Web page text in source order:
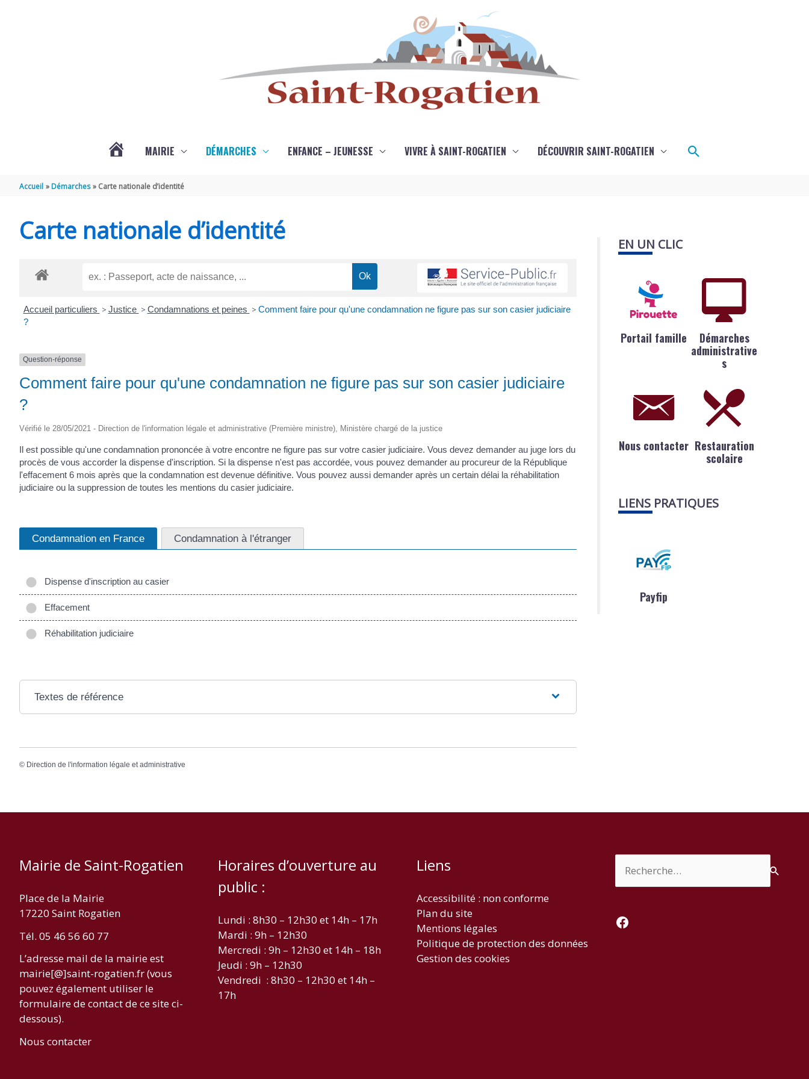
ROGATIEN
MAIRIE DÉMARCHES ENFANCE – JEUNESSE VIVRE À SAINT-ROGATIEN DÉCOUVRIR SAINT-ROGATIEN Rechercher
Accueil Démarches Carte nationale d’identité
Carte nationale d’identité
Accueil particuliers > Justice > Condamnations et peines > Comment faire pour qu'une condamnation ne figure pas sur son casier judiciaire
?
Question-réponse
Comment faire pour qu'une condamnation ne figure pas sur son casier judiciaire
?
Vérifié le 28/05/2021 - Direction de l'information légale et administrative (Première ministre), Ministère chargé de la justice
Il est possible qu'une condamnation prononcée à votre encontre ne figure pas sur votre casier judiciaire. Vous devez demander au juge lors du
procès de vous accorder la dispense d'inscription. Si la dispense n'est pas accordée, vous pouvez demander au procureur de la République
l'effacement 6 mois après que la condamnation est devenue définitive. Vous pouvez aussi demander après un certain délai la réhabilitation
judiciaire ou la suppression de toutes les mentions du casier judiciaire.
Condamnation en France Condamnation à l'étranger
Dispense d'inscription au casier
Effacement
Réhabilitation judiciaire
Textes de référence
© Direction de l'information légale et administrative
EN UN CLIC
Portail famille
Démarches
administrative
s
Nous contacter Restauration
scolaire
LIENS PRATIQUES
Payfip
Mairie de Saint-Rogatien
Place de la Mairie
17220 Saint Rogatien
Tél. 05 46 56 60 77
L’adresse mail de la mairie est
mairie[@]saint-rogatien.fr (vous
pouvez également utiliser le
formulaire de contact de ce site ci-
dessous).
Nous contacter
Horaires d’ouverture au
public :
Lundi : 8h30 – 12h30 et 14h – 17h
Mardi : 9h – 12h30
Mercredi : 9h – 12h30 et 14h – 18h
Jeudi : 9h – 12h30
Vendredi : 8h30 – 12h30 et 14h –
17h
Liens
Accessibilité : non conforme
Plan du site
Mentions légales
Politique de protection des données
Gestion des cookies
Facebook